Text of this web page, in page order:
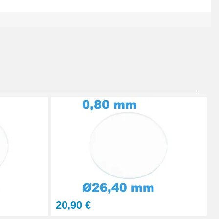
Ajouter au panier
20,90 €